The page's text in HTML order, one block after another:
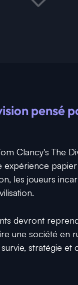
pensé
Clancy's The
expérience
les joueurs
devront
une société en
stratégie et